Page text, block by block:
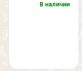
В наличии